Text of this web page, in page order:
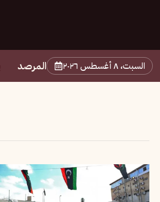
السبت، ٨ أغسطس ٢٠٢٦ المرصد